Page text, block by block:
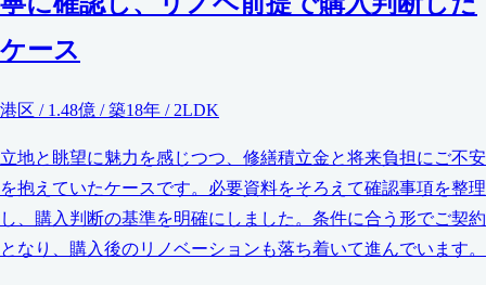
ケース
港区 / 1.48億 / 築18年 / 2LDK
立地と眺望に魅力を感じつつ、修繕積立金と将来負担にご不安
を抱えていたケースです。必要資料をそろえて確認事項を整理
し、購入判断の基準を明確にしました。条件に合う形でご契約
となり、購入後のリノベーションも落ち着いて進んでいます。